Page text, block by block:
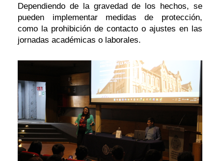
Dependiendo de la gravedad de los hechos, se
pueden implementar medidas de protección,
como la prohibición de contacto o ajustes en las
jornadas académicas o laborales.